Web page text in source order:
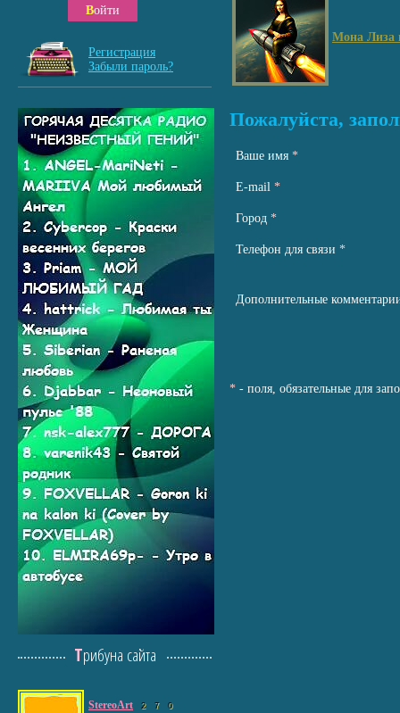
Мона Лиза
Пожалуйста,
Ваше имя *
Е-mail *
Город *
Телефон для связи *
Дополнительные
* - поля, обязательные для
Войти
Регистрация
Забыли пароль?
Трибуна сайта
StereoArt 2 7 0